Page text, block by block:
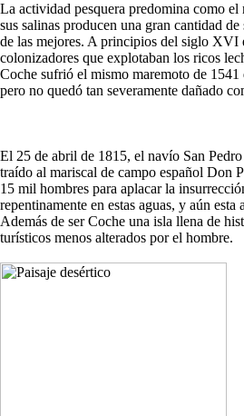
La actividad pesquera predomina como
sus salinas producen una gran cantidad
de las mejores. A principios del siglo XVI
colonizadores que explotaban los ricos
Coche sufrió el mismo maremoto de 1541
pero no quedó tan severamente dañado
El 25 de abril de 1815, el navío San
traído al mariscal de campo español Don
15 mil hombres para aplacar la
repentinamente en estas aguas, y aún
Además de ser Coche una isla llena de
turísticos menos alterados por el hombre.